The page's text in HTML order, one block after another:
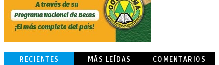
RECIENTES MÁS LEÍDAS COMENTARIOS